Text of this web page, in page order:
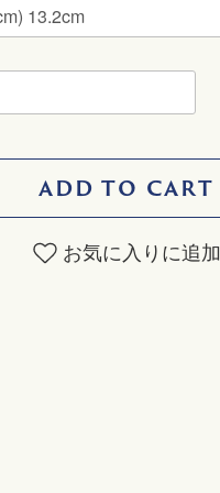
ADD TO CART
お気に入りに追加